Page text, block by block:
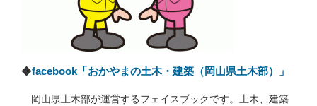
◆facebook「おかやまの土木・建築（岡山県土木部）」
岡山県土木部が運営するフェイスブックです。土木、建築